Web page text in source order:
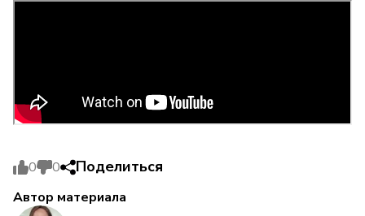
0 0 Поделиться
Автор материала